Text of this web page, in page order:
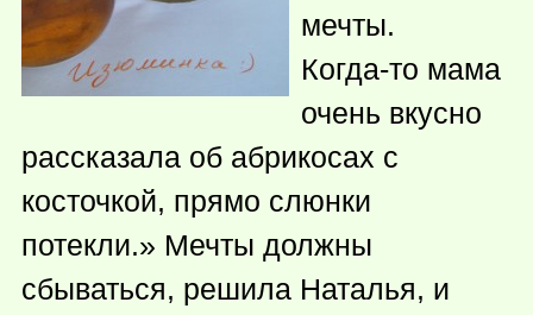
мечты.
Когда-то мама
очень вкусно
рассказала об абрикосах с
косточкой, прямо слюнки
потекли.» Мечты должны
сбываться, решила Наталья, и